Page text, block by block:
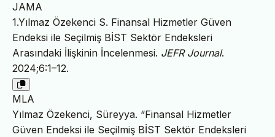
JAMA
1.Yılmaz Özekenci S. Finansal Hizmetler Güven
Endeksi ile Seçilmiş BİST Sektör Endeksleri
Arasındaki İlişkinin İncelenmesi. JEFR Journal.
2024;6:1–12.
MLA
Yılmaz Özekenci, Süreyya. “Finansal Hizmetler
Güven Endeksi ile Seçilmiş BİST Sektör Endeksleri